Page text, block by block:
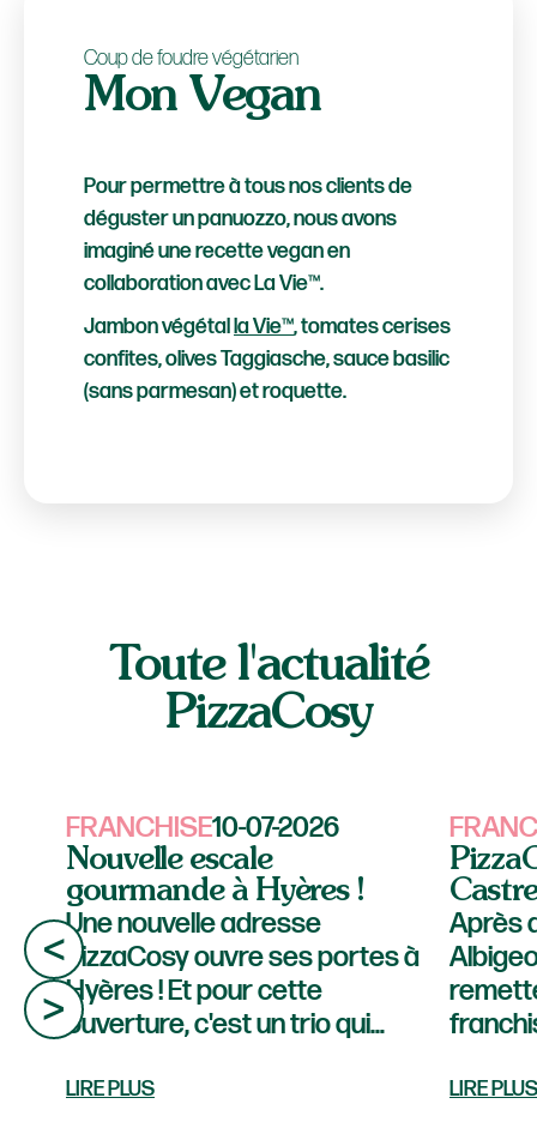
Coup de foudre végétarien
Mon Vegan
Pour permettre à tous nos clients de
déguster un panuozzo, nous avons
imaginé une recette vegan en
collaboration avec La Vie™.
Jambon végétal la Vie™, tomates cerises
confites, olives Taggiasche, sauce basilic
(sans parmesan) et roquette.
Toute l'actualité
PizzaCosy
FRANCHISE10-07-2026
Nouvelle escale
gourmande à Hyères !
Une nouvelle adresse
PizzaCosy ouvre ses portes à
Hyères ! Et pour cette
ouverture, c'est un trio qui
Gauthier, Florian et Vincent,
LIRE PLUS
Après
LIRE PLUS